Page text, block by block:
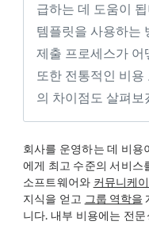
급하는 데 도움이
템플릿을 사용하는
제출 프로세스가 어
또한 전통적인 비용
의 차이점도 살펴보
회사를 운영하는 데 비용
에게 최고 수준의 서비스
소프트웨어와 커뮤니케
지식을 얻고 그룹 역학을
니다. 내부 비용에는 전